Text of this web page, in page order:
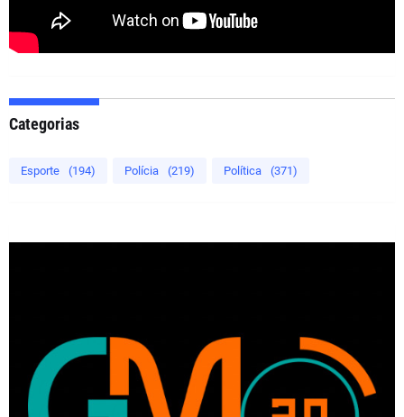
Categorias
Esporte (194) Polícia (219) Política (371)